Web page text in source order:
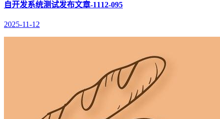
自开发系统测试发布文章-1112-095
2025-11-12